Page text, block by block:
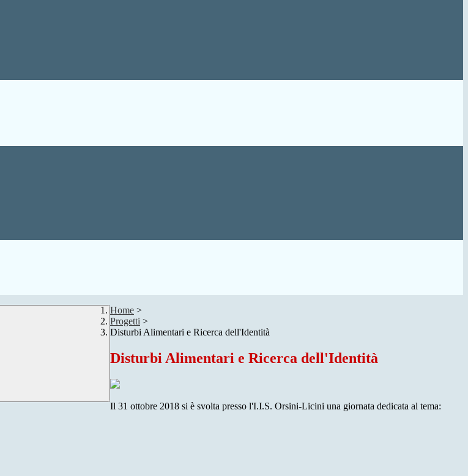
Home >
Progetti >
Disturbi Alimentari e Ricerca dell'Identità
Disturbi Alimentari e Ricerca dell'Identità
Il 31 ottobre 2018 si è svolta presso l'I.I.S. Orsini-Licini una giornata dedicata al tema: